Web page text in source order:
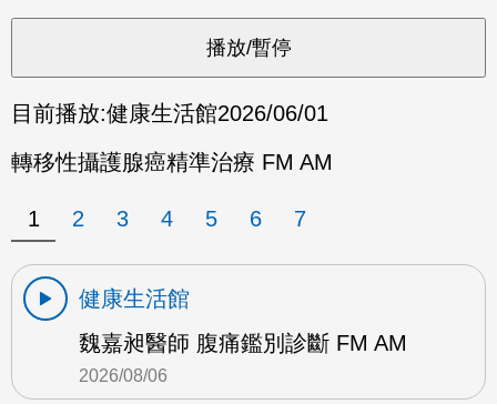
目前播放:健康生活館2026/06/01
轉移性攝護腺癌精準治療 FM AM
1 2 3 4 5 6 7
健康生活館
魏嘉昶醫師 腹痛鑑別診斷 FM AM
2026/08/06